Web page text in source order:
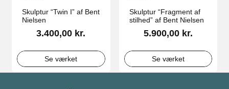
Skulptur “Twin I” af Bent
Nielsen
3.400,00 kr.
Se værket
Skulptur “Fragment af
stilhed” af Bent Nielsen
5.900,00 kr.
Se værket